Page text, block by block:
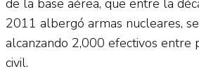
de la base aérea, que entre la
2011 albergó armas nucleares,
alcanzando 2,000 efectivos entre
civil.